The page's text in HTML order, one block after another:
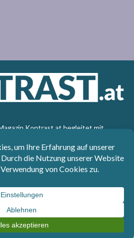
Kontrast.at begleitet mit
von einem progressiven,
aus. Kontrast wirft den Blick der
die Welt.
Wien - Telefon: +43 1 40110-
-